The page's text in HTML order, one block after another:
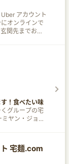
アカウント
オンラインで
関先までお届
！食べたい味
グループの宅
ヤン・ジョナ
届けします！
レゼント中！
サイトでご確認
宅麺.com